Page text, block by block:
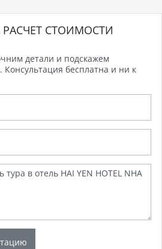
РАСЧЕТ СТОИМОСТИ
детали и подскажем
бесплатна и ни к